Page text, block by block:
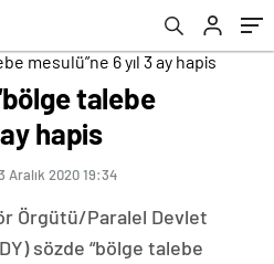
talebe
hapis
Aralık 2020 19:34
Örgütü/Paralel Devlet
sözde “bölge talebe